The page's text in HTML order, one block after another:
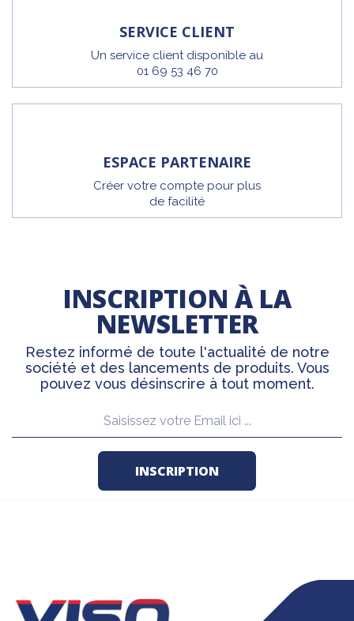
SERVICE CLIENT
Un service client disponible au
01 69 53 46 70
ESPACE PARTENAIRE
Créer votre compte pour plus
de facilité
INSCRIPTION À LA
NEWSLETTER
Restez informé de toute l'actualité de notre
société et des lancements de produits. Vous
pouvez vous désinscrire à tout moment.